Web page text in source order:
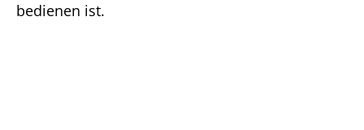
bedienen ist.